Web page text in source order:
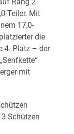
Teiler. Mit
17,0-
die
4. Platz – der
mit
Schützen